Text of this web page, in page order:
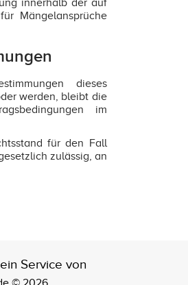
innerhalb der auf
Mängelansprüche
dieses
werden, bleibt die
im
für den Fall
zulässig, an
Service von